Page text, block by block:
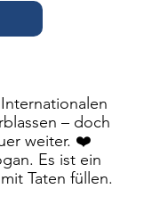
– doch
weiter. ❤️
Es ist ein
Taten füllen.